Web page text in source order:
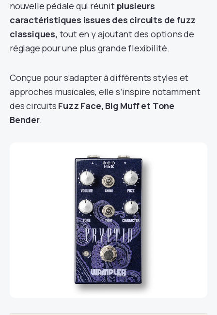
nouvelle pédale qui réunit plusieurs
caractéristiques issues des circuits de fuzz
classiques, tout en y ajoutant des options de
réglage pour une plus grande flexibilité.
Conçue pour s’adapter à différents styles et
approches musicales, elle s’inspire notamment
des circuits Fuzz Face, Big Muff et Tone
Bender.